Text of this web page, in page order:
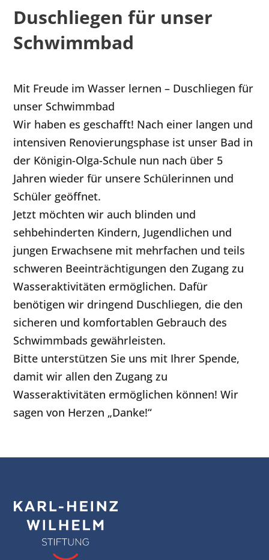
Duschliegen für unser
Schwimmbad
Mit Freude im Wasser lernen – Duschliegen für
unser Schwimmbad
Wir haben es geschafft! Nach einer langen und
intensiven Renovierungsphase ist unser Bad in
der Königin-Olga-Schule nun nach über 5
Jahren wieder für unsere Schülerinnen und
Schüler geöffnet.
Jetzt möchten wir auch blinden und
sehbehinderten Kindern, Jugendlichen und
jungen Erwachsene mit mehrfachen und teils
schweren Beeinträchtigungen den Zugang zu
Wasseraktivitäten ermöglichen. Dafür
benötigen wir dringend Duschliegen, die den
sicheren und komfortablen Gebrauch des
Schwimmbads gewährleisten.
Bitte unterstützen Sie uns mit Ihrer Spende,
damit wir allen den Zugang zu
Wasseraktivitäten ermöglichen können! Wir
sagen von Herzen „Danke!“